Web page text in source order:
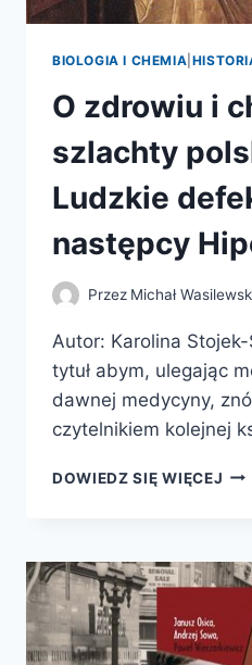
BIOLOGIA I CHEMIA
O zdrowiu i
szlachty
Ludzkie
następcy
Przez Michał
Autor: Karolina
tytuł abym, ulegając
dawnej medycyny,
czytelnikiem kolejnej
DOWIEDZ SIĘ WIĘCEJ O